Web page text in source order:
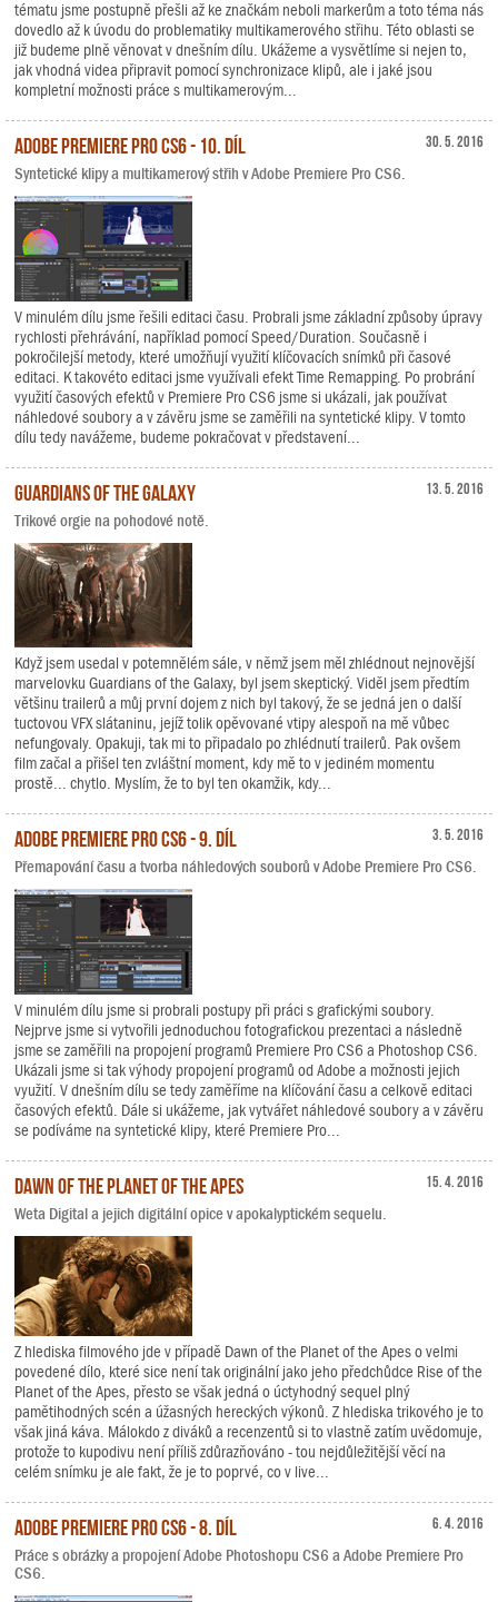
tématu jsme postupně přešli až ke značkám neboli markerům a toto téma nás
dovedlo až k úvodu do problematiky multikamerového střihu. Této oblasti se
již budeme plně věnovat v dnešním dílu. Ukážeme a vysvětlíme si nejen to,
jak vhodná videa připravit pomocí synchronizace klipů, ale i jaké jsou
kompletní možnosti práce s multikamerovým...
30. 5. 2016
Adobe Premiere Pro CS6 - 10. díl
Syntetické klipy a multikamerový střih v Adobe Premiere Pro CS6.
V minulém dílu jsme řešili editaci času. Probrali jsme základní způsoby úpravy
rychlosti přehrávání, například pomocí Speed/Duration. Současně i
pokročilejší metody, které umožňují využití klíčovacích snímků při časové
editaci. K takovéto editaci jsme využívali efekt Time Remapping. Po probrání
využití časových efektů v Premiere Pro CS6 jsme si ukázali, jak používat
náhledové soubory a v závěru jsme se zaměřili na syntetické klipy. V tomto
dílu tedy navážeme, budeme pokračovat v představení...
13. 5. 2016
Guardians of the Galaxy
Trikové orgie na pohodové notě.
Když jsem usedal v potemnělém sále, v němž jsem měl zhlédnout nejnovější
marvelovku Guardians of the Galaxy, byl jsem skeptický. Viděl jsem předtím
většinu trailerů a můj první dojem z nich byl takový, že se jedná jen o další
tuctovou VFX slátaninu, jejíž tolik opěvované vtipy alespoň na mě vůbec
nefungovaly. Opakuji, tak mi to připadalo po zhlédnutí trailerů. Pak ovšem
film začal a přišel ten zvláštní moment, kdy mě to v jediném momentu
prostě... chytlo. Myslím, že to byl ten okamžik, kdy...
3. 5. 2016
Adobe Premiere Pro CS6 - 9. díl
Přemapování času a tvorba náhledových souborů v Adobe Premiere Pro CS6.
V minulém dílu jsme si probrali postupy při práci s grafickými soubory.
Nejprve jsme si vytvořili jednoduchou fotografickou prezentaci a následně
jsme se zaměřili na propojení programů Premiere Pro CS6 a Photoshop CS6.
Ukázali jsme si tak výhody propojení programů od Adobe a možnosti jejich
využití. V dnešním dílu se tedy zaměříme na klíčování času a celkově editaci
časových efektů. Dále si ukážeme, jak vytvářet náhledové soubory a v závěru
se podíváme na syntetické klipy, které Premiere Pro...
15. 4. 2016
Dawn of the Planet of the Apes
Weta Digital a jejich digitální opice v apokalyptickém sequelu.
Z hlediska filmového jde v případě Dawn of the Planet of the Apes o velmi
povedené dílo, které sice není tak originální jako jeho předchůdce Rise of the
Planet of the Apes, přesto se však jedná o úctyhodný sequel plný
pamětihodných scén a úžasných hereckých výkonů. Z hlediska trikového je to
však jiná káva. Málokdo z diváků a recenzentů si to vlastně zatím uvědomuje,
protože to kupodivu není příliš zdůrazňováno - tou nejdůležitější věcí na
celém snímku je ale fakt, že je to poprvé, co v live...
6. 4. 2016
Adobe Premiere Pro CS6 - 8. díl
Práce s obrázky a propojení Adobe Photoshopu CS6 a Adobe Premiere Pro
CS6.